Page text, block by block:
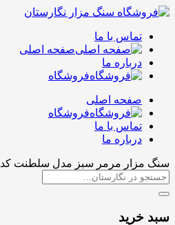
تماس با ما
صفحه اصلی
درباره ما
فروشگاه
صفحه اصلی
فروشگاه
تماس با ما
درباره ما
سنگ مزار مرمر سبز مدل سلطنت کد 251
سبد خرید